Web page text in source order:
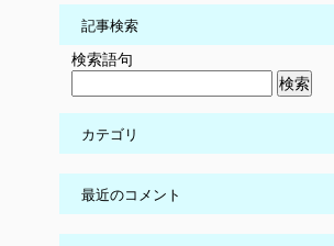
記事検索
検索語句
カテゴリ
最近のコメント